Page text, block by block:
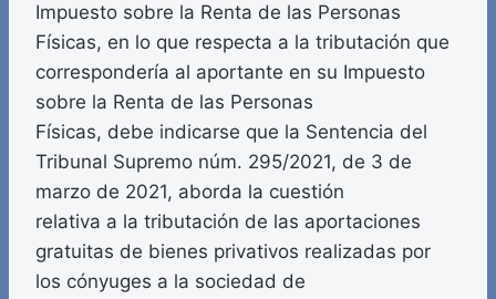
Impuesto sobre la Renta de las Personas
Físicas, en lo que respecta a la tributación que
correspondería al aportante en su Impuesto
sobre la Renta de las Personas
Físicas, debe indicarse que la Sentencia del
Tribunal Supremo núm. 295/2021, de 3 de
marzo de 2021, aborda la cuestión
relativa a la tributación de las aportaciones
gratuitas de bienes privativos realizadas por
los cónyuges a la sociedad de